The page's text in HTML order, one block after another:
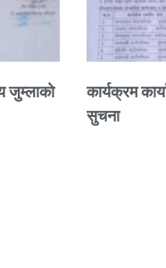
जुम्लाकाे
कार्यक्रम
सुचना